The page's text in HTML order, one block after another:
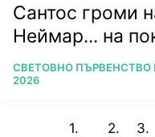
Сантос громи
Неймар... на
ПОВЕЧЕ ОТ
СВЕТОВНО ПЪРВЕНСТВО
2026